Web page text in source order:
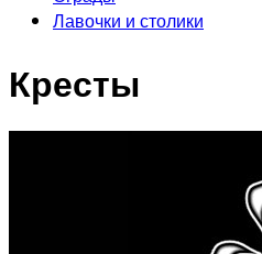
Лавочки и столики
Кресты